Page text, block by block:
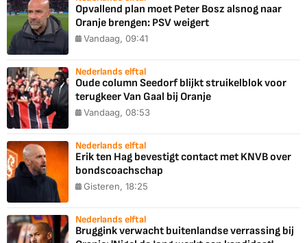
Opvallend plan moet Peter Bosz alsnog naar
Oranje brengen: PSV weigert
Vandaag, 09:41
Nederlands elftal
Oude column Seedorf blijkt struikelblok voor
terugkeer Van Gaal bij Oranje
Vandaag, 08:53
Nederlands elftal
Erik ten Hag bevestigt contact met KNVB over
bondscoachschap
Gisteren, 18:25
Nederlands elftal
Bruggink verwacht buitenlandse verrassing bij